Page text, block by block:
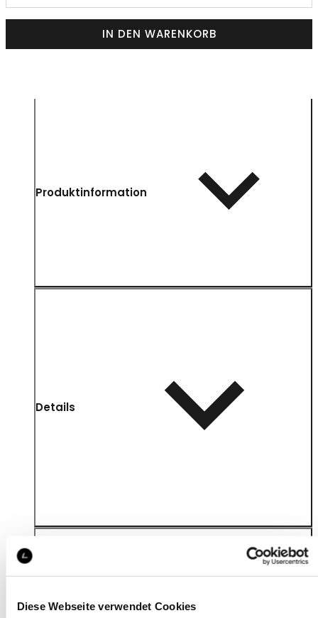
Diese Webseite verwendet Cookies
IN DEN WARENKORB
Produktinformation
Details